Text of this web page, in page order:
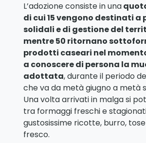
L’adozione consiste in una
di cui 15 vengono destinati a
solidali e di gestione del
mentre 50 ritornano
prodotti caseari nel
a conoscere di persona la
adottata, durante il periodo
che va da metà giugno a metà
Una volta arrivati in malga si
tra formaggi freschi e
gustosissime ricotte, burro,
fresco.